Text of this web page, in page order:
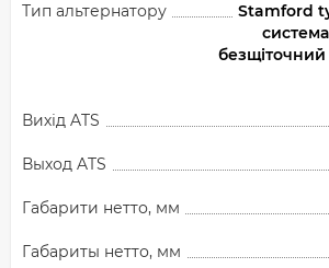
Тип альтернатору
Stamford
безщіточний
Вихід ATS
Выход ATS
Габарити нетто, мм
Габариты нетто, мм